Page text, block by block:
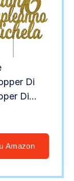
Di
Di
Amazon